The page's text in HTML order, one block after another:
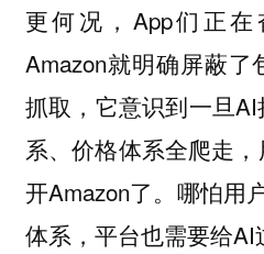
更何况，App们正在
Amazon就明确屏蔽了
抓取，它意识到一旦
系、价格体系全爬走
开Amazon了。哪怕用
体系，平台也需要给AI